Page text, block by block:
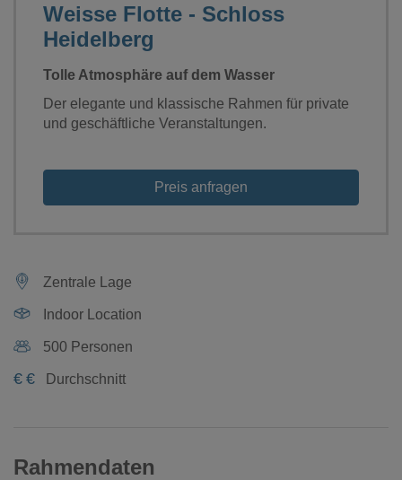
Weisse Flotte - Schloss
Heidelberg
Tolle Atmosphäre auf dem Wasser
Der elegante und klassische Rahmen für private
und geschäftliche Veranstaltungen.
Preis anfragen
Zentrale Lage
Indoor Location
500 Personen
€ € Durchschnitt
Rahmendaten